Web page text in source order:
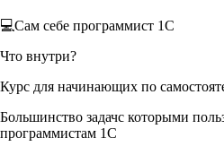
💻Сам себе программист 1С
Что внутри?
Курс для начинающих по
Большинство задачс которыми
программистам 1С